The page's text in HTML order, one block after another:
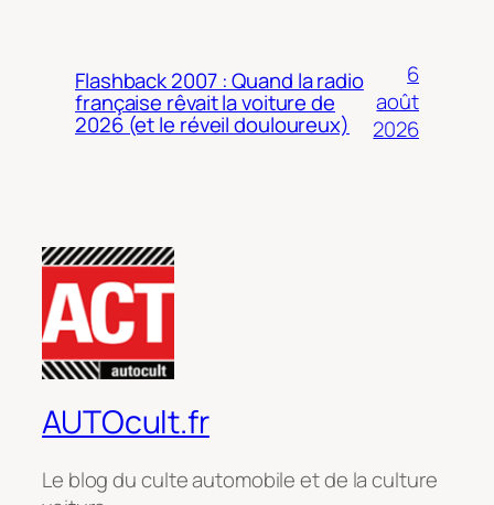
Flashback 2007 : Quand la radio
française rêvait la voiture de
2026 (et le réveil douloureux)
6
août
2026
AUTOcult.fr
Le blog du culte automobile et de la culture